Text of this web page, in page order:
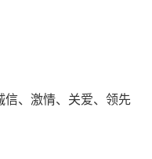
信、激情、关爱、领先